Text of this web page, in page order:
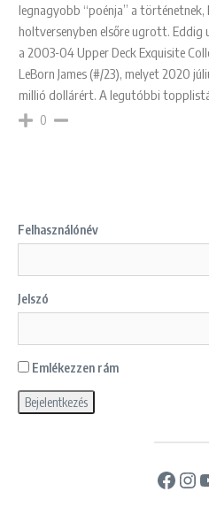
legnagyobb “poénja” a történetnek,
holtversenyben elsőre ugrott. Eddig
a 2003-04 Upper Deck Exquisite
LeBorn James (#/23), melyet 2020
millió dollárért. A legutóbbi
0
Felhasználónév
Jelszó
Emlékezzen rám